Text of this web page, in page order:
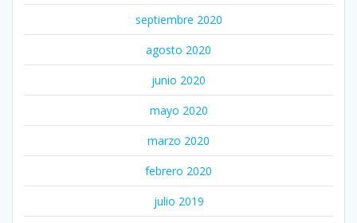
septiembre 2020
agosto 2020
junio 2020
mayo 2020
marzo 2020
febrero 2020
julio 2019